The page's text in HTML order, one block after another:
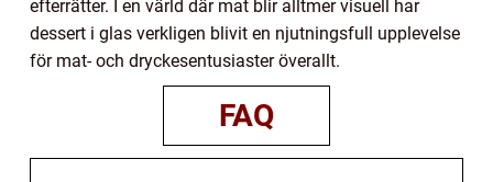
efterrätter. I en värld där mat blir alltmer visuell har
dessert i glas verkligen blivit en njutningsfull upplevelse
för mat- och dryckesentusiaster överallt.
FAQ